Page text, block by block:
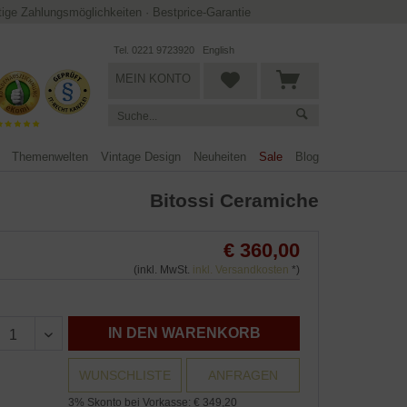
Zahlungsmöglichkeiten · Bestprice-Garantie
Tel. 0221 9723920 English
MEIN KONTO
Themenwelten Vintage Design Neuheiten Sale Blog
Bitossi Ceramiche
€ 360,00
(inkl. MwSt. inkl. Versandkosten *)
IN DEN WARENKORB
WUNSCHLISTE ANFRAGEN
3% Skonto bei Vorkasse: € 349,20